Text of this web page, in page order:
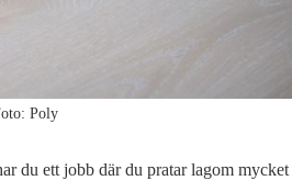
Poly
du ett jobb där du pratar lagom mycket